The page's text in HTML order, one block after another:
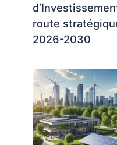
route
2026-2030